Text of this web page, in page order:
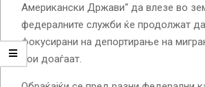
Американски Држави“ да влезе во
федералните служби ќе продолжат
фокусирани на депортирање на
кои доаѓаат.